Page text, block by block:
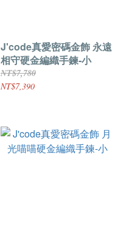
J'code真愛密碼金飾 永遠
相守硬金編織手鍊-小
NT$7,780
NT$7,390